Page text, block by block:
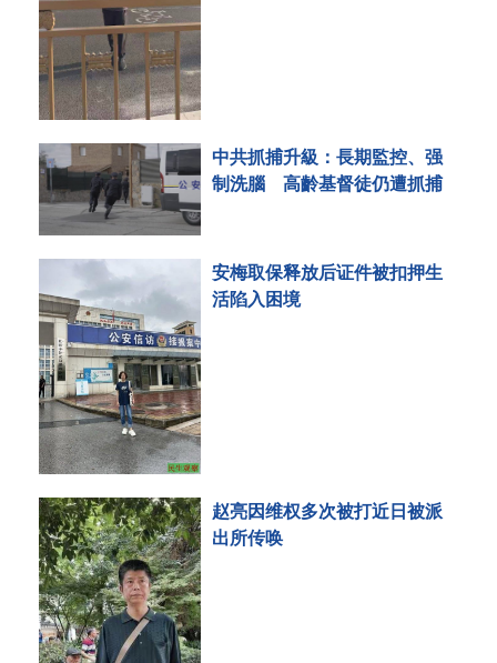
中共抓捕升級：長期監控、强
制洗腦 高齡基督徒仍遭抓捕
安梅取保释放后证件被扣押生
活陷入困境
赵亮因维权多次被打近日被派
出所传唤